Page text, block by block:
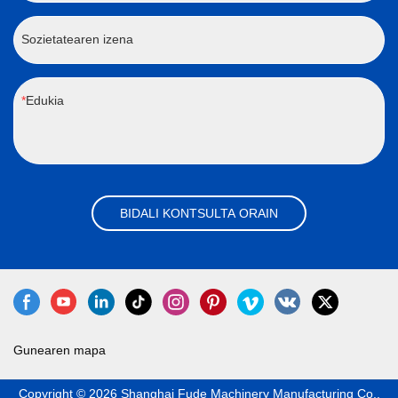
Sozietatearen izena
Edukia
BIDALI KONTSULTA ORAIN
Gunearen mapa
Copyright © 2026 Shanghai Fude Machinery Manufacturing Co.,